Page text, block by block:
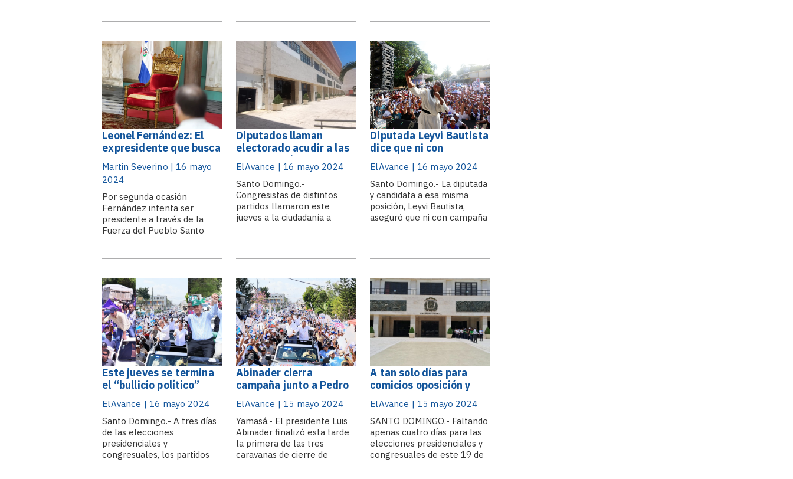
derecho al voto en las
elecciones congresuales y
municipales del próximo
domingo. A través de un
comunicado de.
domingo ha transcurrido en
observado que todo está
transcurriendo en orden, ya
todas las boletas,.
todas las ideas y
redes en acciones a través
del voto. Jorge Villegas
destacó a.
Leonel Fernández: El
expresidente que busca
sentarse en la silla por
cuarta ocasión
Martin Severino | 16 mayo
2024
Por segunda ocasión
Fernández intenta ser
presidente a través de la
Fuerza del Pueblo Santo
Fernández, de 70 años,
intentará el próximo
domingo convertirse en
presidente de la República
por cuarta ocasión, luego de.
Diputados llaman
electorado acudir a las
urnas el próximo
domingo
ElAvance | 16 mayo 2024
Santo Domingo.-
Congresistas de distintos
partidos llamaron este
jueves a la ciudadanía a
comicios se lleven a cabo sin
para que sean una verdadera
fiesta de la democracia. .
Diputada Leyvi Bautista
dice que ni con
campaña sucia detienen
el triunfo del PRM
ElAvance | 16 mayo 2024
Santo Domingo.- La diputada
y candidata a esa misma
posición, Leyvi Bautista,
aseguró que ni con campaña
Moderno en las elecciones
ciudadanía a no dejarse
envolver por las mentiras.
Este jueves se termina
el “bullicio político”
hasta hoy llega el
proselitismo
ElAvance | 16 mayo 2024
Santo Domingo.- A tres días
de las elecciones
presidenciales y
congresuales, los partidos
Abinader cierra
campaña junto a Pedro
Tineo con caravana
Peralvillo-Yamasá
ElAvance | 15 mayo 2024
Yamasá.- El presidente Luis
Abinader finalizó esta tarde
la primera de las tres
caravanas de cierre de
A tan solo días para
comicios oposición y
oficialistas mantienen
desacuerdos
ElAvance | 15 mayo 2024
SANTO DOMINGO.- Faltando
apenas cuatro días para las
elecciones presidenciales y
congresuales de este 19 de